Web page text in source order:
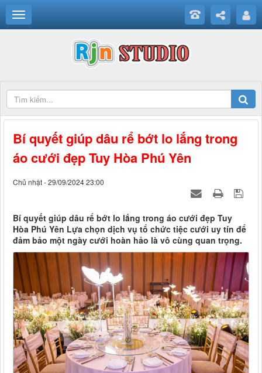
Bí quyết giúp dâu rể bớt lo lắng trong
áo cưới đẹp Tuy Hòa Phú Yên
Chủ nhật - 29/09/2024 23:00
Bí quyết giúp dâu rể bớt lo lắng trong áo cưới đẹp Tuy
Hòa Phú Yên Lựa chọn dịch vụ tổ chức tiệc cưới uy tín để
đảm bảo một ngày cưới hoàn hảo là vô cùng quan trọng.